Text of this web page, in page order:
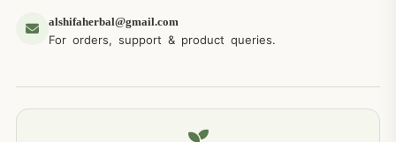
alshifaherbal@gmail.com
For orders, support & product queries.